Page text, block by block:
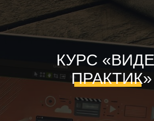
КУРС
ПРАКТИК»